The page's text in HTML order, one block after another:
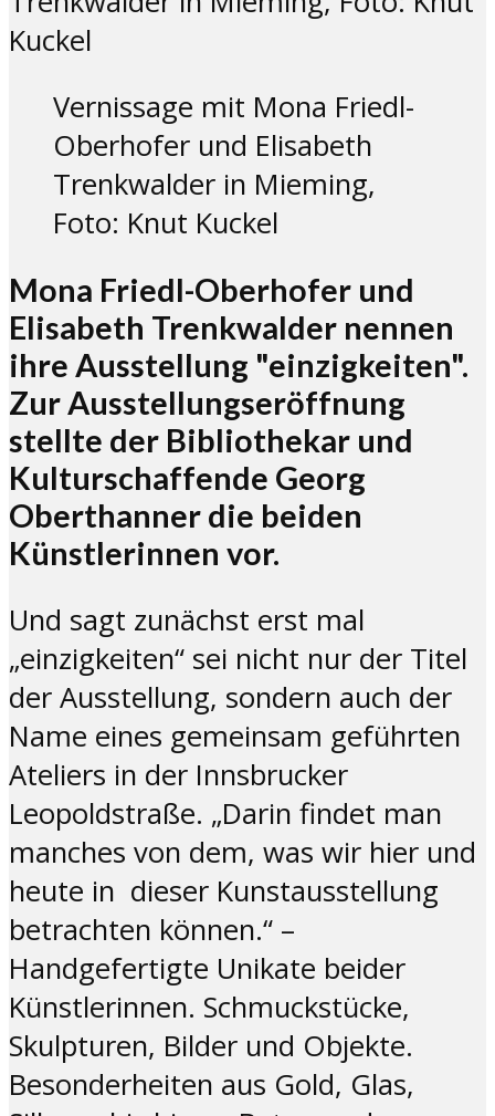
Vernissage mit Mona Friedl-
Oberhofer und Elisabeth
Trenkwalder in Mieming,
Foto: Knut Kuckel
Mona Friedl-Oberhofer und
Elisabeth Trenkwalder nennen
ihre Ausstellung "einzigkeiten".
Zur Ausstellungseröffnung
stellte der Bibliothekar und
Kulturschaffende Georg
Oberthanner die beiden
Künstlerinnen vor.
Und sagt zunächst erst mal
„einzigkeiten“ sei nicht nur der Titel
der Ausstellung, sondern auch der
Name eines gemeinsam geführten
Ateliers in der Innsbrucker
Leopoldstraße. „Darin findet man
manches von dem, was wir hier und
heute in dieser Kunstausstellung
betrachten können.“ –
Handgefertigte Unikate beider
Künstlerinnen. Schmuckstücke,
Skulpturen, Bilder und Objekte.
Besonderheiten aus Gold, Glas,